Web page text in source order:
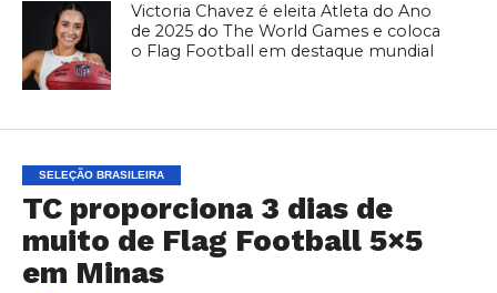
Victoria Chavez é eleita Atleta do Ano
de 2025 do The World Games e coloca
o Flag Football em destaque mundial
SELEÇÃO BRASILEIRA
TC proporciona 3 dias de
muito de Flag Football 5×5
em Minas